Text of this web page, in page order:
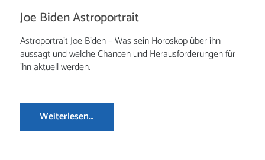
Joe Biden Astroportrait
Astroportrait Joe Biden – Was sein Horoskop über ihn
aussagt und welche Chancen und Herausforderungen für
ihn aktuell werden.
Weiterlesen…